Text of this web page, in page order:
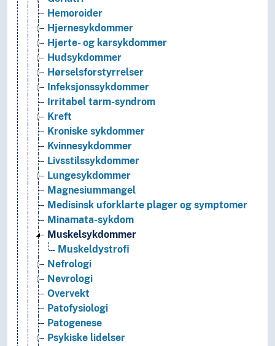
Hemoroider
Hjernesykdommer
Hjerte- og karsykdommer
Hudsykdommer
Hørselsforstyrrelser
Infeksjonssykdommer
Irritabel tarm-syndrom
Kreft
Kroniske sykdommer
Kvinnesykdommer
Livsstilssykdommer
Lungesykdommer
Magnesiummangel
Medisinsk uforklarte plager og symptomer
Minamata-sykdom
Muskelsykdommer
Muskeldystrofi
Nefrologi
Nevrologi
Overvekt
Patofysiologi
Patogenese
Psykiske lidelser